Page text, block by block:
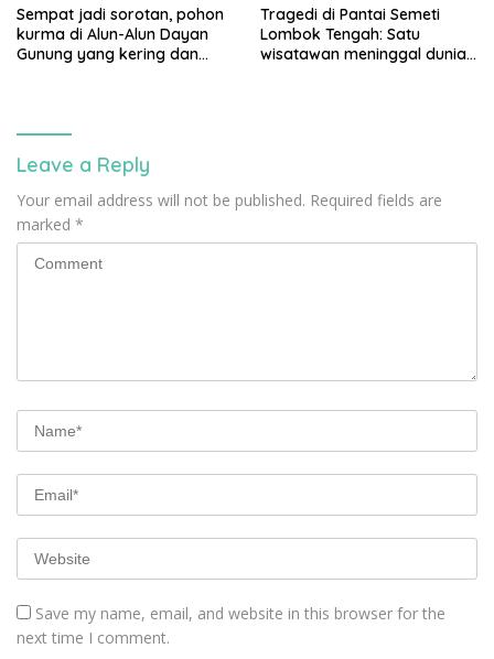
Sempat jadi sorotan, pohon
kurma di Alun-Alun Dayan
Gunung yang kering dan
Tragedi di Pantai Semeti
Lombok Tengah: Satu
wisatawan meninggal dunia
Leave a Reply
Your email address will not be published. Required fields are
marked *
Save my name, email, and website in this browser for the
next time I comment.